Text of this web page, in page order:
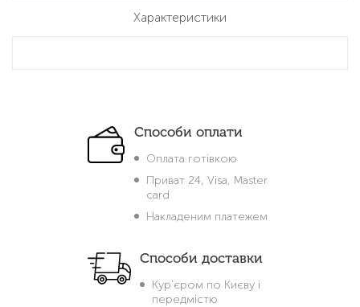
Характеристики
Способи оплати
Оплата готівкою
Приват 24, Visa, Master
card
Накладеним платежем
Способи доставки
Кур'єром по Києву і
передмістю